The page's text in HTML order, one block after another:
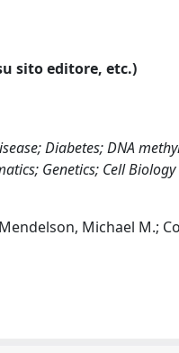
sito editore, etc.)
Diabetes; DNA
Genetics; Cell Biology
Michael M.;